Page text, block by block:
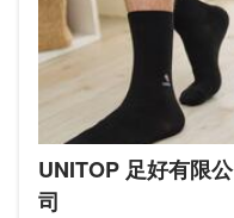
UNITOP 足好有限公
司